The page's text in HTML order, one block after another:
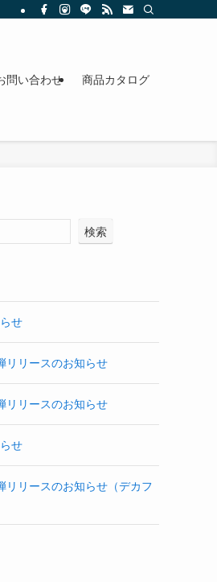
問い合わせ 商品カタログ
検索
せ
リリースのお知らせ
リリースのお知らせ
せ
リリースのお知らせ（デカフ